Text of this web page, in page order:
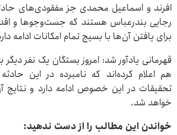
افرند و اسماعیل محمدی جز مفقودی‌های
رجایی بندرعباس هستند که جست‌وجوها و
برای یافتن آن‌ها با بسیج تمام امکانات ادامه
قهرمانی یادآور شد: امروز بستگان یک نفر
هم اعلام کرده‌اند که نامبرده در این
تحقیقات در این خصوص ادامه دارد و نتایج
خواهد شد.
خواندن این مطالب را از دست ندهید: